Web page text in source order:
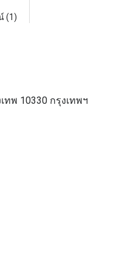
(1)
พ 10330 กรุงเทพฯ